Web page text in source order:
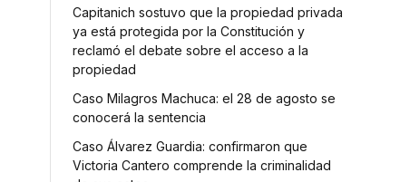
Capitanich sostuvo que la propiedad privada
ya está protegida por la Constitución y
reclamó el debate sobre el acceso a la
propiedad
Caso Milagros Machuca: el 28 de agosto se
conocerá la sentencia
Caso Álvarez Guardia: confirmaron que
Victoria Cantero comprende la criminalidad